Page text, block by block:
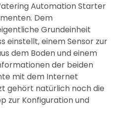
Automation Starter
Dem
Grundeinheit
einstellt, einem Sensor zur
dem Boden und einem
der beiden
mit dem Internet
gehört natürlich noch die
zur Konfiguration und